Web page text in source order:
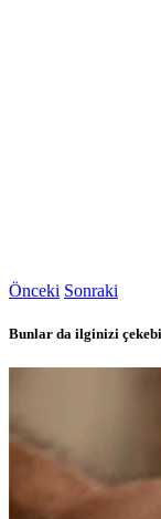
Önceki Sonraki
Bunlar da ilginizi